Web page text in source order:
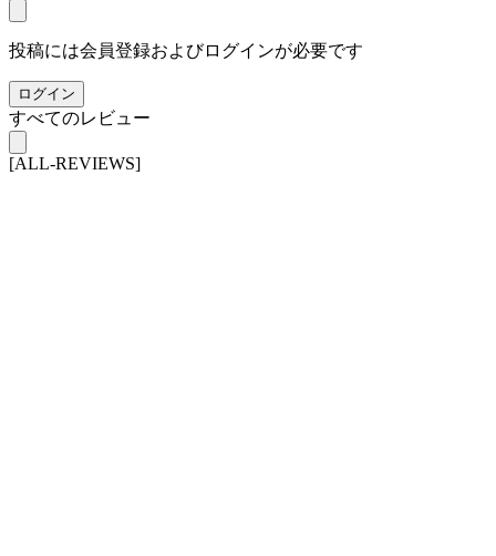
投稿には会員登録およびログインが必要です
ログイン
すべてのレビュー
[ALL-REVIEWS]